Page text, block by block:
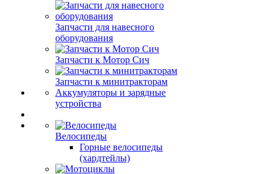
Запчасти для навесного
оборудования
Запчасти к Мотор Сич
Запчасти к минитракторам
Аккумуляторы и зарядные
устройства
Велосипеды
Горные велосипеды
(хардтейлы)